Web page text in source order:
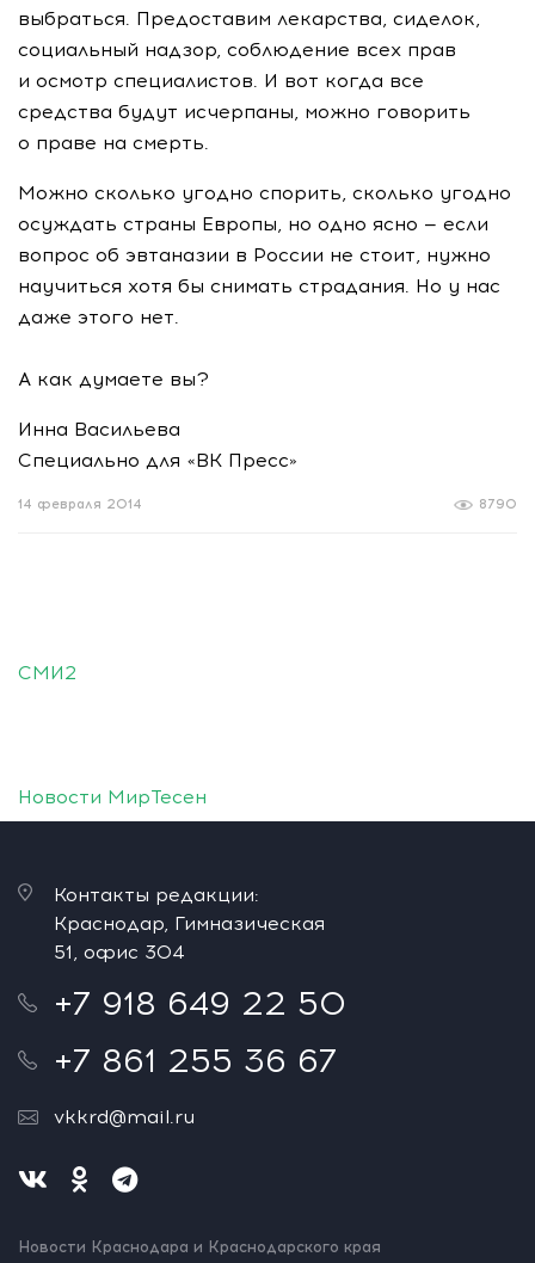
выбраться. Предоставим лекарства, сиделок,
социальный надзор, соблюдение всех прав
и осмотр специалистов. И вот когда все
средства будут исчерпаны, можно говорить
о праве на смерть.
Можно сколько угодно спорить, сколько угодно
осуждать страны Европы, но одно ясно — если
вопрос об эвтаназии в России не стоит, нужно
научиться хотя бы снимать страдания. Но у нас
даже этого нет.
А как думаете вы?
Инна Васильева
Специально для «ВК Пресс»
8790
14 февраля 2014
СМИ2
Новости МирТесен
Контакты редакции:
Краснодар, Гимназическая
51, офис 304
+7 918 649 22 50
+7 861 255 36 67
vkkrd@mail.ru
Новости Краснодара и Краснодарского края